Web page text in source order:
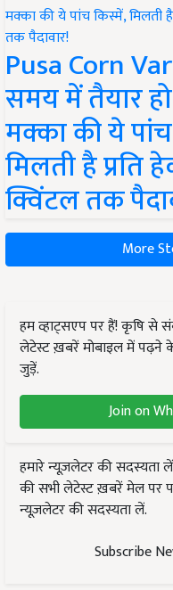
Pusa Corn
समय में तैयार
मक्का की ये
मिलती है प्रति
क्विंटल तक
More
हम व्हाट्सएप पर हैं! कृषि से
लेटेस्ट ख़बरें मोबाइल में पढ़ने
जुड़ें.
Join on
हमारे न्यूज़लेटर की सदस्यता
की सभी लेटेस्ट ख़बरें मेल पर
न्यूज़लेटर की सदस्यता लें.
Subscribe